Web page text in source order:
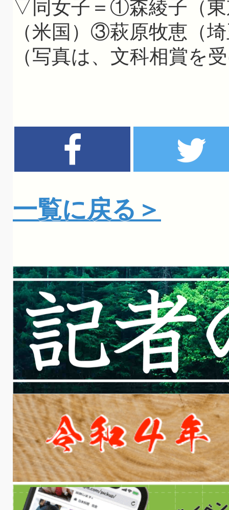
▽同女子＝①森綾子（
（米国）③萩原牧恵（
（写真は、文科相賞を
一覧に戻る＞